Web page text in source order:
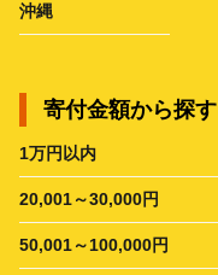
沖縄
寄付金額から探す
1万円以内
20,001～30,000円
50,001～100,000円